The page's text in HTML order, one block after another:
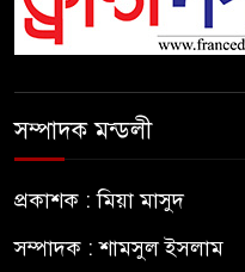
সম্পাদক মন্ডলী
প্রকাশক : মিয়া মাসুদ
সম্পাদক : শামসুল ইসলাম